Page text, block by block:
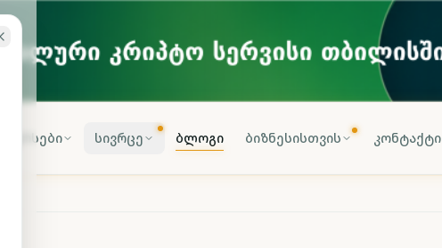
კურსები სივრცე ბლოგი ბიზნესისთვის კონტაქტი